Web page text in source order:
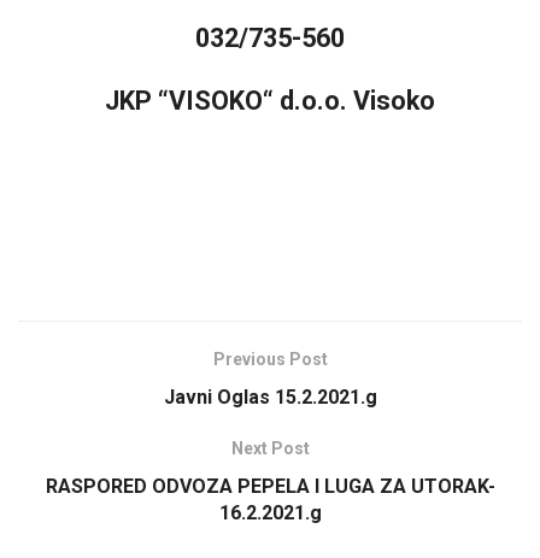
032/735-560
JKP “VISOKO“ d.o.o. Visoko
Previous Post
Javni Oglas 15.2.2021.g
Next Post
RASPORED ODVOZA PEPELA I LUGA ZA UTORAK-
16.2.2021.g